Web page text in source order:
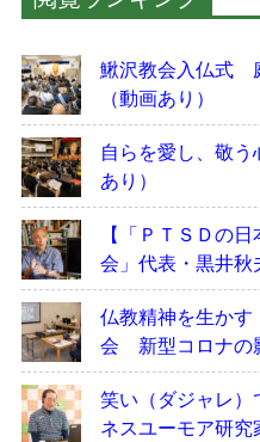
鰍沢教会入仏式
（動画あり）
自らを愛し、敬
あり）
【「ＰＴＳＤの
会」代表・黒井秋
仏教精神を生かす
会 新型コロナの
笑い（ダジャレ
ネスユーモア研究